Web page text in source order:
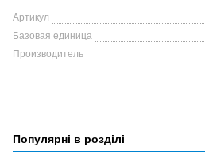
Артикул
Базовая единица
Производитель
Популярні в розділі